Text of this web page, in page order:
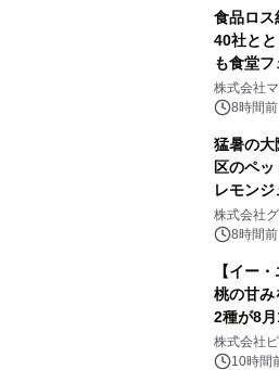
食品ロ
40社と
も食堂
月5日(土
株式会社
8時間前
猛暑の大
区のペ
レモン
株式会社
8時間前
【イー
桃の甘み
2種が8月
株式会社
10時間